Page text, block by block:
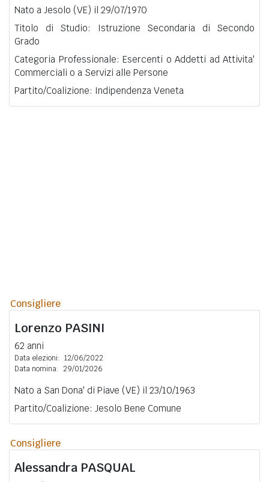
Nato a Jesolo (VE) il 29/07/1970
Titolo di Studio: Istruzione Secondaria di Secondo
Grado
Categoria Professionale: Esercenti o Addetti ad Attivita'
Commerciali o a Servizi alle Persone
Partito/Coalizione: Indipendenza Veneta
Consigliere
Lorenzo PASINI
62 anni
Data elezioni: 12/06/2022
Data nomina: 29/01/2026
Nato a San Dona' di Piave (VE) il 23/10/1963
Partito/Coalizione: Jesolo Bene Comune
Consigliere
Alessandra PASQUAL